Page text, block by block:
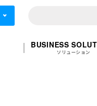
BUSINESS
ソリューション